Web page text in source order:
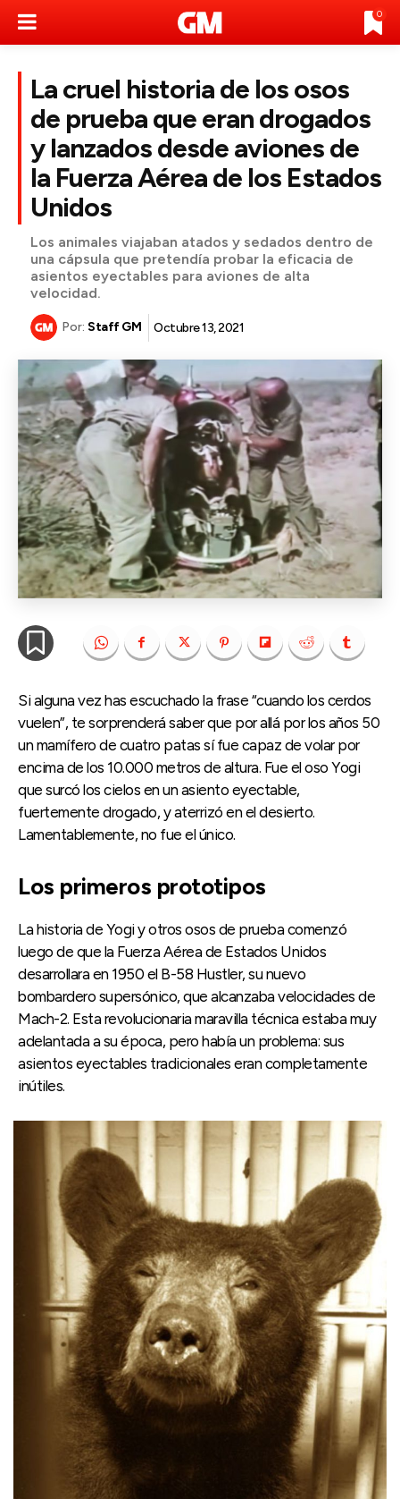
0
La cruel historia de los osos
de prueba que eran drogados
y lanzados desde aviones de
la Fuerza Aérea de los Estados
Unidos
Los animales viajaban atados y sedados dentro de
una cápsula que pretendía probar la eficacia de
asientos eyectables para aviones de alta
velocidad.
Por: Staff GM Octubre 13, 2021
Si alguna vez has escuchado la frase “cuando los cerdos
vuelen”, te sorprenderá saber que por allá por los años 50
un mamífero de cuatro patas sí fue capaz de volar por
encima de los 10.000 metros de altura. Fue el oso Yogi
que surcó los cielos en un asiento eyectable,
fuertemente drogado, y aterrizó en el desierto.
Lamentablemente, no fue el único.
Los primeros prototipos
La historia de Yogi y otros osos de prueba comenzó
luego de que la Fuerza Aérea de Estados Unidos
desarrollara en 1950 el B-58 Hustler, su nuevo
bombardero supersónico, que alcanzaba velocidades de
Mach-2. Esta revolucionaria maravilla técnica estaba muy
adelantada a su época, pero había un problema: sus
asientos eyectables tradicionales eran completamente
inútiles.